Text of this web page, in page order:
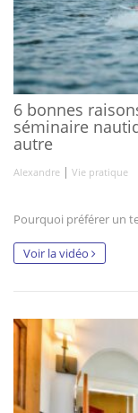
6 bonnes
séminaire
autre
Alexandre | Vie pratique
Pourquoi préférer un
Voir la vidéo